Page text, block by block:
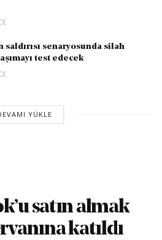
saldırısı senaryosunda silah
test edecek
YÜKLE
satın almak
katıldı